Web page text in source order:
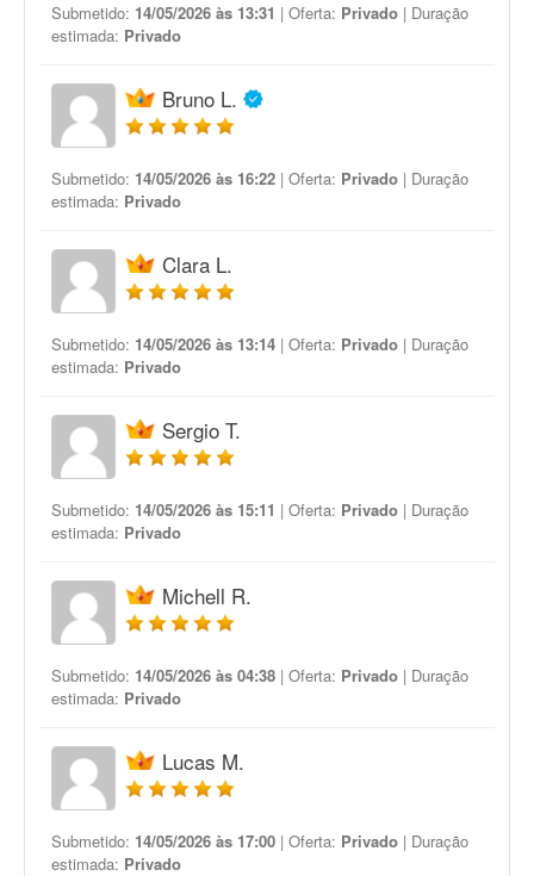
Submetido: 14/05/2026 às 13:31 | Oferta: Privado | Duração
estimada: Privado
Bruno L.
Submetido: 14/05/2026 às 16:22 | Oferta: Privado | Duração
estimada: Privado
Clara L.
Submetido: 14/05/2026 às 13:14 | Oferta: Privado | Duração
estimada: Privado
Sergio T.
Submetido: 14/05/2026 às 15:11 | Oferta: Privado | Duração
estimada: Privado
Michell R.
Submetido: 14/05/2026 às 04:38 | Oferta: Privado | Duração
estimada: Privado
Lucas M.
Submetido: 14/05/2026 às 17:00 | Oferta: Privado | Duração
estimada: Privado